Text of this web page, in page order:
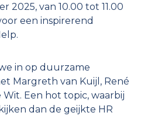
2025, van 10.00 tot 11.00
een inspirerend
in op duurzame
Margreth van Kuijl, René
Een hot topic, waarbij
dan de geijkte HR